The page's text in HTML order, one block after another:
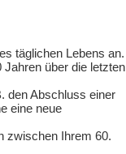
täglichen Lebens an.
Jahren über die letzten
den Abschluss einer
eine neue
zwischen Ihrem 60.